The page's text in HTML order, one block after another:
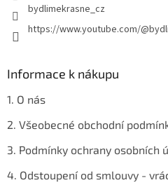
bydlimekrasne_cz
https://www.youtube.com/
Informace k nákupu
1. O nás
2. Všeobecné obchodní
3. Podmínky ochrany osobních
4. Odstoupení od smlouvy -